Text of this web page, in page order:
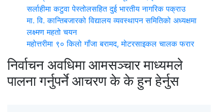
सर्लाहीमा कटुवा पेस्तोलसहित दुई भारतीय नागरिक पक्राउ
मा. वि. कान्तिबजारको विद्यालय व्यवस्थापन समितिको अध्यक्षमा
लक्ष्मण महतो चयन
महोत्तरीमा ९० किलो गाँजा बरामद, मोटरसाइकल चालक फरार
निर्वाचन अवधिमा आमसञ्चार माध्यमले
पालना गर्नुपर्ने आचरण के के हुन हेर्नुस